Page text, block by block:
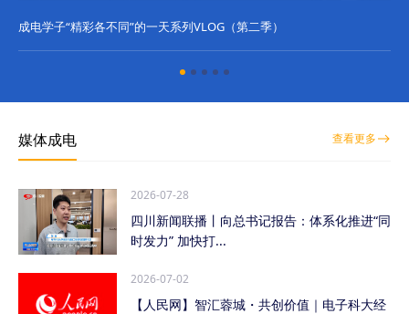
成电学子“精彩各不同”的一天系列VLOG（第二季）
媒体成电 查看更多
2026-07-28
四川新闻联播丨向总书记报告：体系化推进“同
时发力” 加快打...
2026-07-02
【人民网】智汇蓉城・共创价值｜电子科大经